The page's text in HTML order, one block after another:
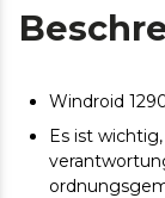
Windroid
Es ist